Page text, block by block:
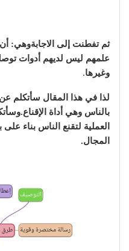
ثم تفطنت إلى الاجابةوهي: أن
علمهم ليس لديهم أدوات
وغيرها.
لذا في هذا المقال سأتكلم عن
بالناس وهي أداة
العملية لتقنع الناس بناء
المجال.